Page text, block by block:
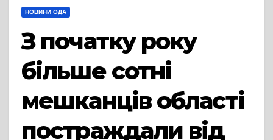
НОВИНИ ОДА
З початку року
більше сотні
мешканців області
постраждали від